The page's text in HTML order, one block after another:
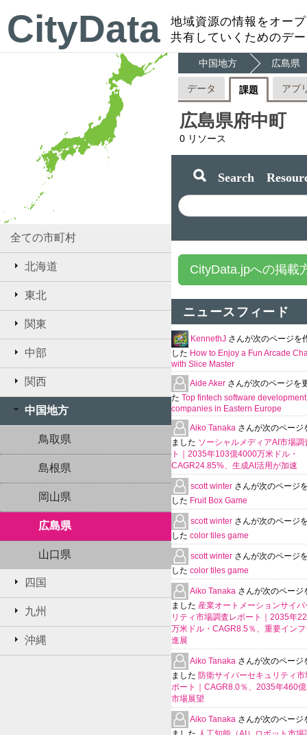
CityData
地域資源の情報をオー
共有していくためのデ
全ての市町村
北海道
東北
関東
中部
関西
中国地方
鳥取県
島根県
岡山県
広島県
山口県
四国
九州
沖縄
中国地方 広島県
データ 課題 アプ
広島県府中町
0 リソース
Search
CityData.jpへの掲載
ニュースフィード
KennethJ さんが次のページを
した How to Enjoy a Fun Arcade
with Slice Master
Aide Aker さんが次のページを
た Top fintech software development
companies in Eastern Europe
Aiko Tanaka さんが次のページ
ました ソーシャルメディアAI市場調
ト｜2035年103億4000万米ドル・
CAGR24.85%、生成AI活用が加速
scott winter さんが次のページ
した Fruit Box Game
scott winter さんが次のページ
した color tiles game
scott winter さんが次のページ
した color tiles game
Aiko Tanaka さんが次のページ
ました 産業オートメーションサイ
リティ市場調査レポート｜2035年
万米ドル・CAGR8.5％、重要イン
進展
Aiko Tanaka さんが次のページ
ました 防衛サイバーセキュリティ
ポート｜CAGR8.0％、2035年460
市場展望
Aiko Tanaka さんが次のページ